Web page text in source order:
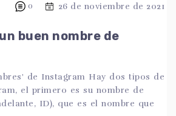
0 26 de noviembre de 2021
buen nombre de
de Instagram Hay dos tipos de
el primero es su nombre de
ID), que es el nombre que